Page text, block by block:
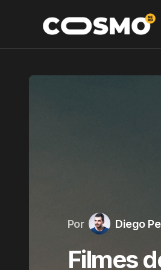
Por Diego
Filmes